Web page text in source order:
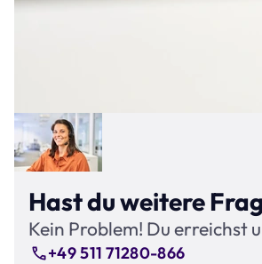
Hast du weitere
Kein Problem! Du erreichst
+49 511 71280-866